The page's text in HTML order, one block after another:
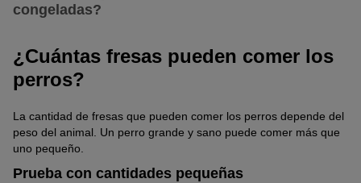
congeladas?
loscalurosos meses de verano
. Puedes darle a tu perro
una o dos fresas congeladas, siempre que las congeles frescas y
no azucaradas.
¿Cuántas fresas pueden comer los
perros?
La cantidad de fresas que pueden comer los perros depende del
peso del animal. Un perro grande y sano puede comer más que
uno pequeño.
Prueba con cantidades pequeñas